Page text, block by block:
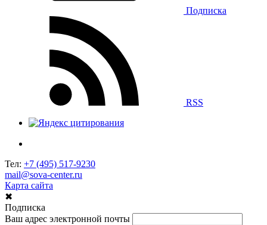
Подписка
RSS
Тел: +7 (495) 517-9230
mail@sova-center.ru
Карта сайта
✖
Подписка
Ваш адрес электронной почты